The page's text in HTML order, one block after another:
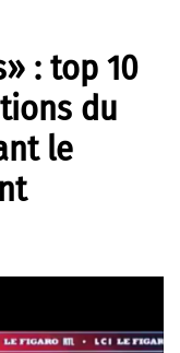
: top 10
du
le